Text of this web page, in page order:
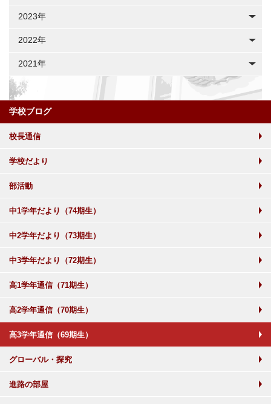
2023年
2022年
2021年
学校ブログ
校長通信
学校だより
部活動
中1学年だより（74期生）
中2学年だより（73期生）
中3学年だより（72期生）
高1学年通信（71期生）
高2学年通信（70期生）
高3学年通信（69期生）
グローバル・探究
進路の部屋